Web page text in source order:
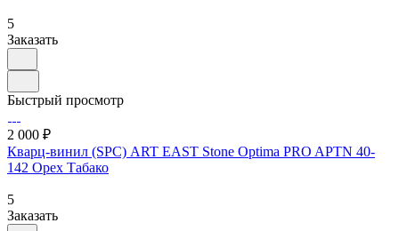
5
Заказать
Быстрый просмотр
2 000 ₽
Кварц-винил (SPC) ART EAST Stone Optima PRO APTN 40-
142 Орех Табако
5
Заказать